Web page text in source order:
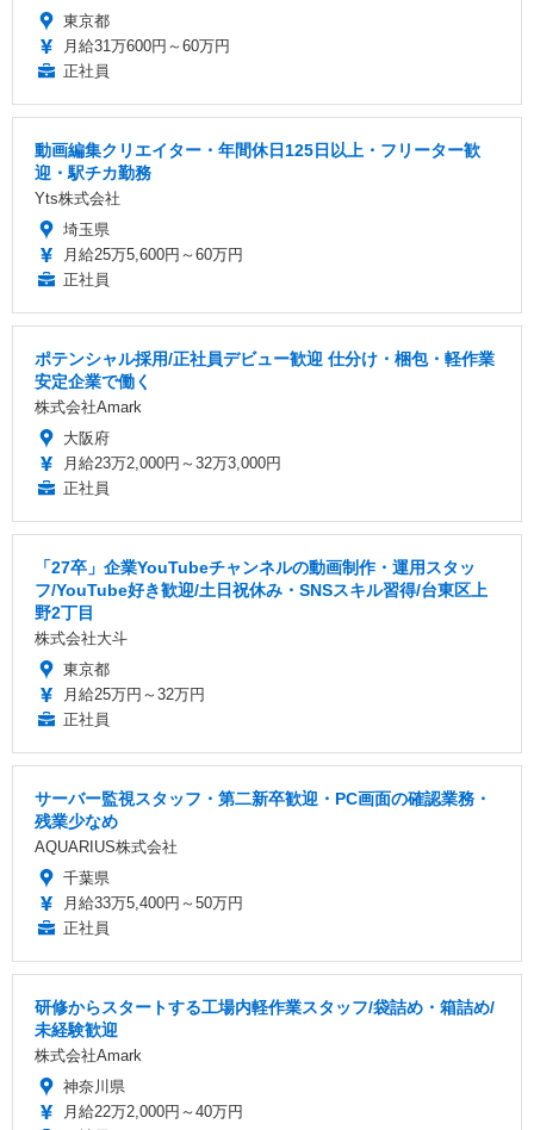
東京都
月給31万600円～60万円
正社員
動画編集クリエイター・年間休日125日以上・フリーター歓
迎・駅チカ勤務
Yts株式会社
埼玉県
月給25万5,600円～60万円
正社員
ポテンシャル採用/正社員デビュー歓迎 仕分け・梱包・軽作業
安定企業で働く
株式会社Amark
大阪府
月給23万2,000円～32万3,000円
正社員
「27卒」企業YouTubeチャンネルの動画制作・運用スタッ
フ/YouTube好き歓迎/土日祝休み・SNSスキル習得/台東区上
野2丁目
株式会社大斗
東京都
月給25万円～32万円
正社員
サーバー監視スタッフ・第二新卒歓迎・PC画面の確認業務・
残業少なめ
AQUARIUS株式会社
千葉県
月給33万5,400円～50万円
正社員
研修からスタートする工場内軽作業スタッフ/袋詰め・箱詰め/
未経験歓迎
株式会社Amark
神奈川県
月給22万2,000円～40万円